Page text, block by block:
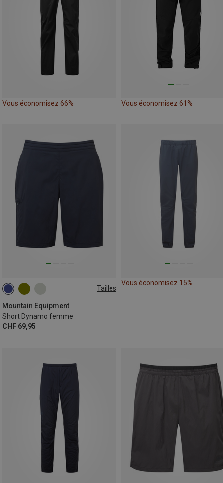
Vous économisez 66% Vous économisez 61%
Tailles
Mountain Equipment
Short Dynamo femme
CHF 69,95
XS S
Vous économisez 15%